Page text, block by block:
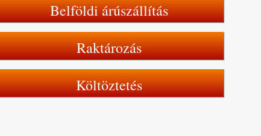
Belföldi árúszállítás
Raktározás
Költöztetés